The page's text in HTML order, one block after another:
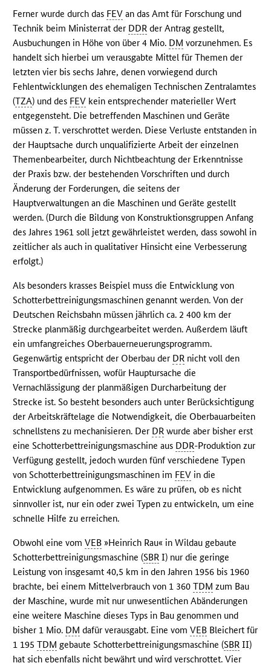
Ferner wurde durch das FEV an das Amt für Forschung und
Technik beim Ministerrat der DDR der Antrag gestellt,
Ausbuchungen in Höhe von über 4 Mio. DM vorzunehmen. Es
handelt sich hierbei um verausgabte Mittel für Themen der
letzten vier bis sechs Jahre, denen vorwiegend durch
Fehlentwicklungen des ehemaligen Technischen Zentralamtes
(TZA) und des FEV kein entsprechender materieller Wert
entgegensteht. Die betreffenden Maschinen und Geräte
müssen z. T. verschrottet werden. Diese Verluste entstanden in
der Hauptsache durch unqualifizierte Arbeit der einzelnen
Themenbearbeiter, durch Nichtbeachtung der Erkenntnisse
der Praxis bzw. der bestehenden Vorschriften und durch
Änderung der Forderungen, die seitens der
Hauptverwaltungen an die Maschinen und Geräte gestellt
werden. (Durch die Bildung von Konstruktionsgruppen Anfang
des Jahres 1961 soll jetzt gewährleistet werden, dass sowohl in
zeitlicher als auch in qualitativer Hinsicht eine Verbesserung
erfolgt.)
Als besonders krasses Beispiel muss die Entwicklung von
Schotterbettreinigungsmaschinen genannt werden. Von der
Deutschen Reichsbahn müssen jährlich ca. 2 400 km der
Strecke planmäßig durchgearbeitet werden. Außerdem läuft
ein umfangreiches Oberbauerneuerungsprogramm.
Gegenwärtig entspricht der Oberbau der DR nicht voll den
Transportbedürfnissen, wofür Hauptursache die
Vernachlässigung der planmäßigen Durcharbeitung der
Strecke ist. So besteht besonders auch unter Berücksichtigung
der Arbeitskräftelage die Notwendigkeit, die Oberbauarbeiten
schnellstens zu mechanisieren. Der DR wurde aber bisher erst
eine Schotterbettreinigungsmaschine aus DDR-Produktion zur
Verfügung gestellt, jedoch wurden fünf verschiedene Typen
von Schotterbettreinigungsmaschinen im FEV in die
Entwicklung aufgenommen. Es wäre zu prüfen, ob es nicht
sinnvoller ist, nur ein oder zwei Typen zu entwickeln, um eine
schnelle Hilfe zu erreichen.
Obwohl eine vomVEB »Heinrich Rau« in Wildau gebaute
Schotterbettreinigungsmaschine (SBR I) nur die geringe
Leistung von insgesamt 40,5 km in den Jahren 1956 bis 1960
brachte, bei einem Mittelverbrauch von 1 360TDM zum Bau
der Maschine, wurde mit nur unwesentlichen Abänderungen
eine weitere Maschine dieses Typs in Bau genommen und
bisher 1 Mio. DM dafür verausgabt. Eine vomVEB Bleichert für
1 195TDM gebaute Schotterbettreinigungsmaschine (SBR II)
hat sich ebenfalls nicht bewährt und wird verschrottet. Vier